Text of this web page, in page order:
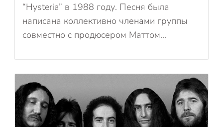
“Hysteria” в 1988 году. Песня была
написана коллективно членами группы
совместно с продюсером Маттом...